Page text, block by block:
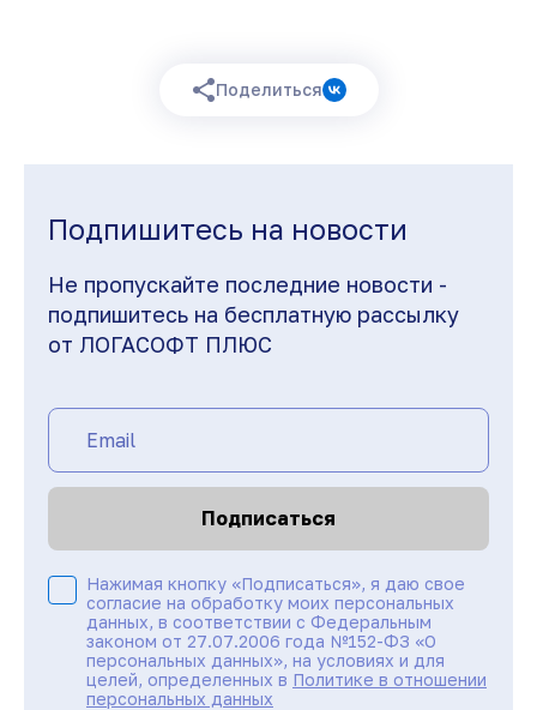
Поделиться
Подпишитесь на новости
Не пропускайте последние новости -
подпишитесь на бесплатную рассылку
от ЛОГАСОФТ ПЛЮС
Подписаться
Нажимая кнопку «Подписаться», я даю свое
согласие на обработку моих персональных
данных, в соответствии с Федеральным
законом от 27.07.2006 года №152-ФЗ «О
персональных данных», на условиях и для
целей, определенных в Политике в отношении
персональных данных